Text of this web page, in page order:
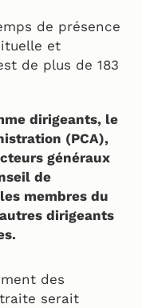
de présence
et
de plus de 183
dirigeants, le
(PCA),
généraux
de
membres du
dirigeants
des
serait